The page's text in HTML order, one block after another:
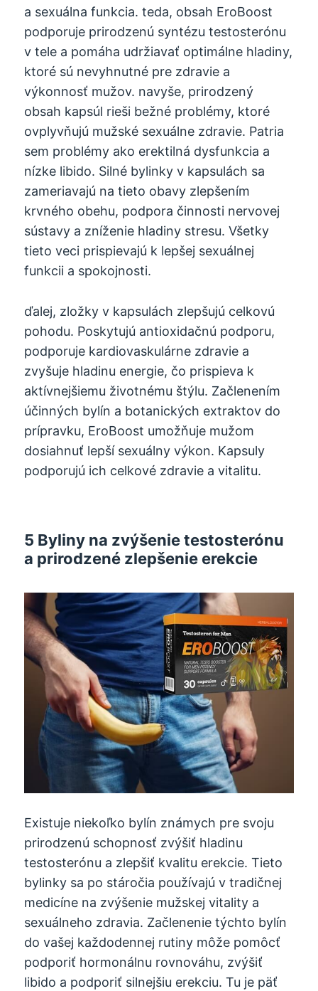
a sexuálna funkcia. teda, obsah EroBoost
podporuje prirodzenú syntézu testosterónu
v tele a pomáha udržiavať optimálne hladiny,
ktoré sú nevyhnutné pre zdravie a
výkonnosť mužov. navyše, prirodzený
obsah kapsúl rieši bežné problémy, ktoré
ovplyvňujú mužské sexuálne zdravie. Patria
sem problémy ako erektilná dysfunkcia a
nízke libido. Silné bylinky v kapsulách sa
zameriavajú na tieto obavy zlepšením
krvného obehu, podpora činnosti nervovej
sústavy a zníženie hladiny stresu. Všetky
tieto veci prispievajú k lepšej sexuálnej
funkcii a spokojnosti.
ďalej, zložky v kapsulách zlepšujú celkovú
pohodu. Poskytujú antioxidačnú podporu,
podporuje kardiovaskulárne zdravie a
zvyšuje hladinu energie, čo prispieva k
aktívnejšiemu životnému štýlu. Začlenením
účinných bylín a botanických extraktov do
prípravku, EroBoost umožňuje mužom
dosiahnuť lepší sexuálny výkon. Kapsuly
podporujú ich celkové zdravie a vitalitu.
5 Byliny na zvýšenie testosterónu
a prirodzené zlepšenie erekcie
Existuje niekoľko bylín známych pre svoju
prirodzenú schopnosť zvýšiť hladinu
testosterónu a zlepšiť kvalitu erekcie. Tieto
bylinky sa po stáročia používajú v tradičnej
medicíne na zvýšenie mužskej vitality a
sexuálneho zdravia. Začlenenie týchto bylín
do vašej každodennej rutiny môže pomôcť
podporiť hormonálnu rovnováhu, zvýšiť
libido a podporiť silnejšiu erekciu. Tu je päť